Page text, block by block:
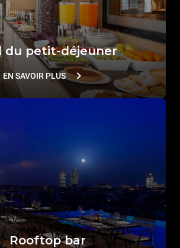
du petit-déjeuner
EN SAVOIR PLUS
Rooftop bar